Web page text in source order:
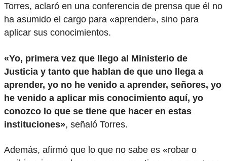
Torres, aclaró en una conferencia de prensa que él no
ha asumido el cargo para «aprender», sino para
aplicar sus conocimientos.
«Yo, primera vez que llego al Ministerio de
Justicia y tanto que hablan de que uno llega a
aprender, yo no he venido a aprender, señores, yo
he venido a aplicar mis conocimiento aquí, yo
conozco lo que se tiene que hacer en estas
instituciones», señaló Torres.
Además, afirmó que lo que no sabe es «robar o